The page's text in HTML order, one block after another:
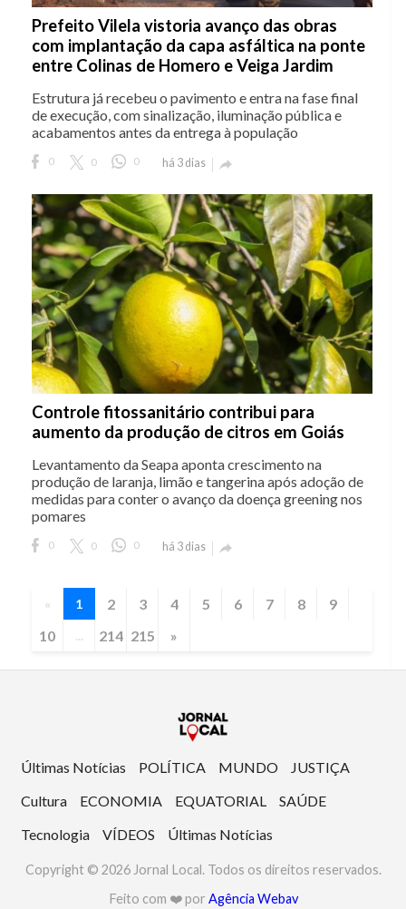
Prefeito Vilela vistoria avanço das obras
com implantação da capa asfáltica na ponte
entre Colinas de Homero e Veiga Jardim
Estrutura já recebeu o pavimento e entra na fase final
de execução, com sinalização, iluminação pública e
acabamentos antes da entrega à população
0 0 0 há 3 dias 
Controle fitossanitário contribui para
aumento da produção de citros em Goiás
Levantamento da Seapa aponta crescimento na
produção de laranja, limão e tangerina após adoção de
medidas para conter o avanço da doença greening nos
pomares
0 0 0 há 3 dias 
« 1 2 3 4 5 6 7 8
9
10
... 214 215 »
Últimas Notícias POLÍTICA MUNDO
JUSTIÇA
Cultura
ECONOMIA EQUATORIAL
SAÚDE
Tecnologia
VÍDEOS Últimas Notícias
Copyright © 2026 Jornal Local. Todos os direitos reservados.
Feito com ❤️ por Agência Webav